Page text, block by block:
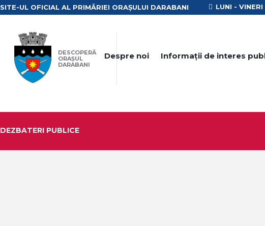
SITE-UL OFICIAL AL PRIMĂRIEI ORAȘULUI DARABANI LUNI -
DESCOPERĂ
ORAȘUL
DARABANI
Despre noi Informații de interes
DEZBATERI PUBLICE